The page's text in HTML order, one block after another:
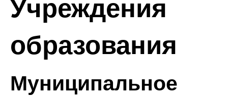
образования
Муниципальное